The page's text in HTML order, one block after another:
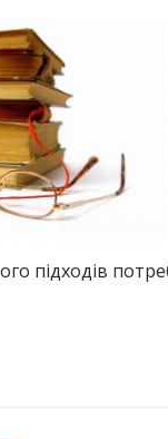
підходів